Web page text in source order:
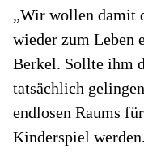
„Wir wollen damit
wieder zum Leben
Berkel. Sollte ihm
tatsächlich
endlosen Raums
Kinderspiel werden.